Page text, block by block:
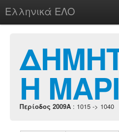
Ελληνικά ΕΛΟ
chesstu.be @ discord
LoginΗ
Περίοδος 2009A : 1015 -> 1040